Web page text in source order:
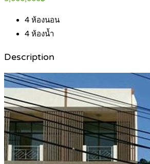
4 ห้องนอน
4 ห้องน้ำ
Description